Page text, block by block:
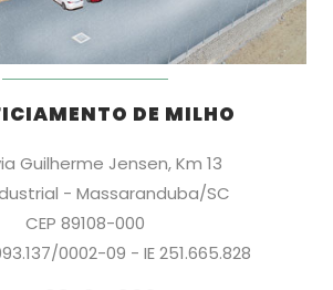
DE MILHO
Guilherme Jensen, Km 13
- Massaranduba/SC
CEP 89108-000
0002-09 - IE 251.665.828